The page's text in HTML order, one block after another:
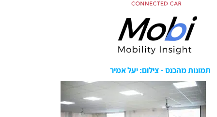
תמונות מהכנס - צילום: יעל אמיר